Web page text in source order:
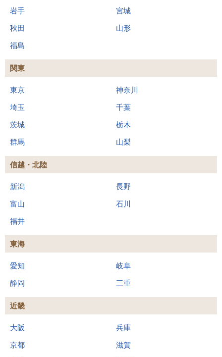
岩手 宮城
秋田 山形
福島
関東
東京 神奈川
埼玉 千葉
茨城 栃木
群馬 山梨
信越・北陸
新潟 長野
富山 石川
福井
東海
愛知 岐阜
静岡 三重
近畿
大阪 兵庫
京都 滋賀